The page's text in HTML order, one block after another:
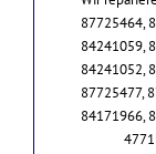
87725464,
84241059,
84241052,
87725477,
84171966,